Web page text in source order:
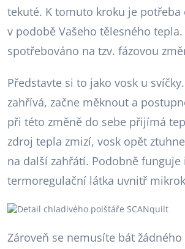
tekuté. K tomuto kroku je potřeba
v podobě Vašeho tělesného tepla.
spotřebováno na tzv. fázovou
Představte si to jako vosk u
zahřívá, začne měknout a
při této změně do sebe přijímá
zdroj tepla zmizí, vosk opět
na další zahřátí. Podobně funguje i
termoregulační látka uvnitř
Zároveň se nemusíte bát